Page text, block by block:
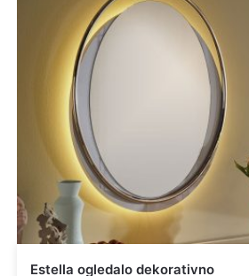
Estella ogledalo dekorativno